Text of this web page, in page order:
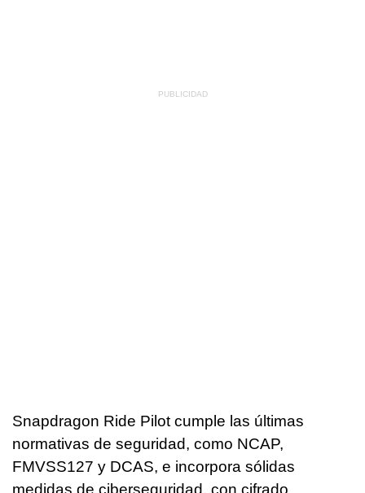
Snapdragon Ride Pilot cumple las últimas
normativas de seguridad, como NCAP,
FMVSS127 y DCAS, e incorpora sólidas
medidas de ciberseguridad, con cifrado